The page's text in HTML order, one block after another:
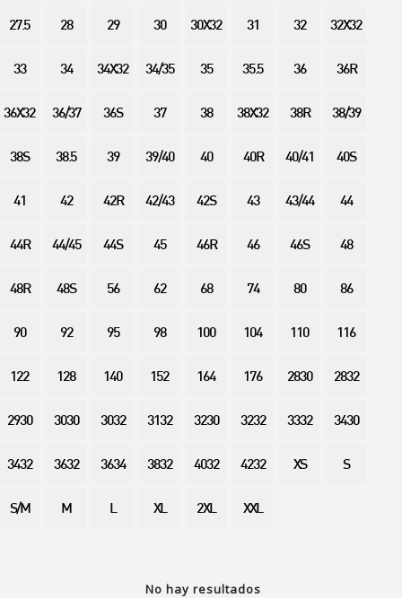
No hay resultados
27.5 28 29 30 30X32 31 32 32X32
33 34 34X32 34/35 35 35.5 36 36R
36X32 36/37 36S 37 38 38X32 38R 38/39
38S 38.5 39 39/40 40 40R 40/41 40S
41 42 42R 42/43 42S 43 43/44 44
44R 44/45 44S 45 46R 46 46S 48
48R 48S 56 62 68 74 80 86
90 92 95 98 100 104 110 116
122 128 140 152 164 176 2830 2832
2930 3030 3032 3132 3230 3232 3332 3430
3432 3632 3634 3832 4032 4232 XS S
S/M M L XL 2XL XXL